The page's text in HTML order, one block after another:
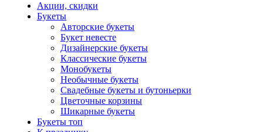
Акции, скидки
Букеты
Авторские букеты
Букет невесте
Дизайнерские букеты
Классические букеты
Монобукеты
Необычные букеты
Свадебные букеты и бутоньерки
Цветочные корзины
Шикарные букеты
Букеты топ